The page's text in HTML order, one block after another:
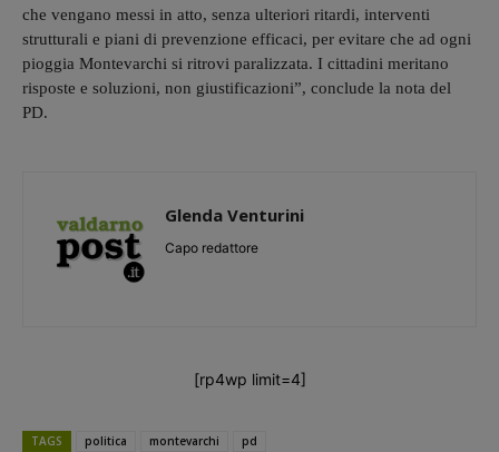
che vengano messi in atto, senza ulteriori ritardi, interventi
strutturali e piani di prevenzione efficaci, per evitare che ad ogni
pioggia Montevarchi si ritrovi paralizzata. I cittadini meritano
risposte e soluzioni, non giustificazioni”, conclude la nota del
PD.
Glenda Venturini
Capo redattore
[rp4wp limit=4]
TAGS politica montevarchi pd